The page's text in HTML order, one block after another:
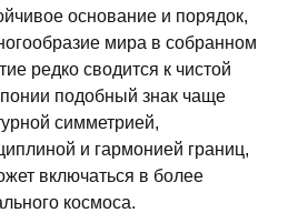
основание и порядок,
мира в собранном
редко сводится к чистой
подобный знак чаще
симметрией,
и гармонией границ,
включаться в более
космоса.